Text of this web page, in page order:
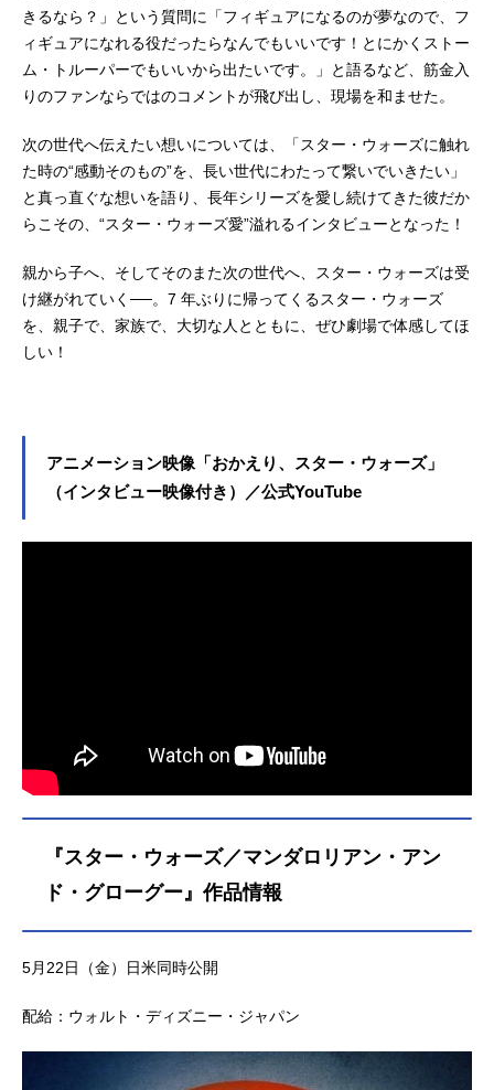
きるなら？」という質問に「フィギュアになるのが夢なので、フ
ィギュアになれる役だったらなんでもいいです！とにかくストー
ム・トルーパーでもいいから出たいです。」と語るなど、筋金入
りのファンならではのコメントが飛び出し、現場を和ませた。
次の世代へ伝えたい想いについては、「スター・ウォーズに触れ
た時の“感動そのもの”を、長い世代にわたって繋いでいきたい」
と真っ直ぐな想いを語り、長年シリーズを愛し続けてきた彼だか
らこその、“スター・ウォーズ愛”溢れるインタビューとなった！
親から子へ、そしてそのまた次の世代へ、スター・ウォーズは受
け継がれていく──。7 年ぶりに帰ってくるスター・ウォーズ
を、親子で、家族で、大切な人とともに、ぜひ劇場で体感してほ
しい！
アニメーション映像「おかえり、スター・ウォーズ」
（インタビュー映像付き）／公式YouTube
『スター・ウォーズ／マンダロリアン・アン
ド・グローグー』作品情報
5月22日（金）日米同時公開
配給：ウォルト・ディズニー・ジャパン